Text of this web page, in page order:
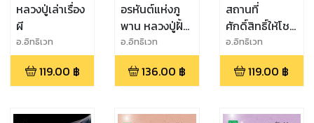
หลวงปู่เล่าเรื่อง
ผี
อ.อิทธิเวท
119.00 ฿
อรหันต์แห่งภู
พาน หลวงปู่ฝั้น
อาจาโร
อ.อิทธิเวท
136.00 ฿
สถานที่
ศักดิ์สิทธิ์ให้โชค
บน ไหว้ ขอพร
เห็นผลทันใจ
อ.อิทธิเวท
119.00 ฿